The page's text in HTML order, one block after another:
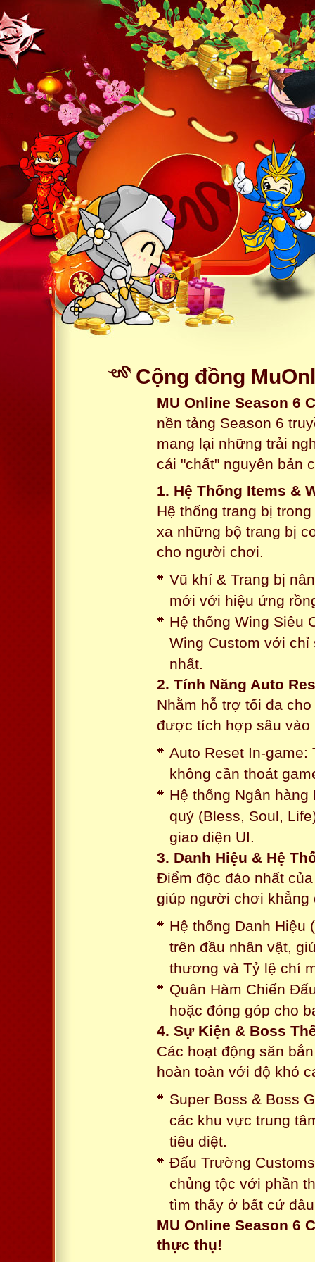
Cộng đồng
MU Online Season 6
nền tảng Season 6
mang lại những trải
cái "chất" nguyên bản
1. Hệ Thống Items &
Hệ thống trang bị
xa những bộ trang bị
cho người chơi.
Vũ khí & Trang bị
mới với hiệu ứng
Hệ thống Wing Siêu
Wing Custom với
nhất.
2. Tính Năng Auto
Nhằm hỗ trợ tối đa
được tích hợp sâu vào
Auto Reset In-game:
không cần thoát
Hệ thống Ngân
quý (Bless, Soul,
giao diện UI.
3. Danh Hiệu & Hệ
Điểm độc đáo nhất
giúp người chơi khẳng
Hệ thống Danh Hiệu
trên đầu nhân vật,
thương và Tỷ lệ chí
Quân Hàm Chiến
hoặc đóng góp cho
4. Sự Kiện & Boss
Các hoạt động săn
hoàn toàn với độ khó
Super Boss & Boss
các khu vực trung
tiêu diệt.
Đấu Trường
chủng tộc với phần
tìm thấy ở bất cứ
MU Online Season 6
thực thụ!